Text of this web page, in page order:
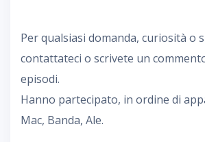
Per qualsiasi domanda, curiosità o
contattateci o scrivete un
episodi.
Hanno partecipato, in ordine di
Mac, Banda, Ale.